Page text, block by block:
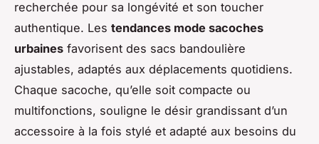
recherchée pour sa longévité et son toucher
authentique. Les tendances mode sacoches
urbaines favorisent des sacs bandoulière
ajustables, adaptés aux déplacements quotidiens.
Chaque sacoche, qu’elle soit compacte ou
multifonctions, souligne le désir grandissant d’un
accessoire à la fois stylé et adapté aux besoins du